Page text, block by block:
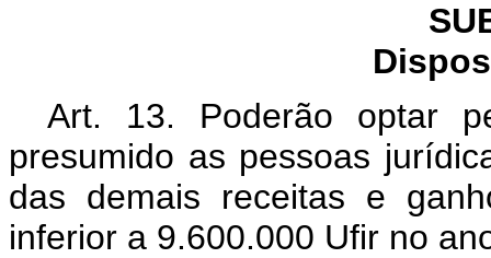
Art. 13. Poderão optar
presumido as pessoas
das demais receitas e
inferior a 9.600.000 Ufir no